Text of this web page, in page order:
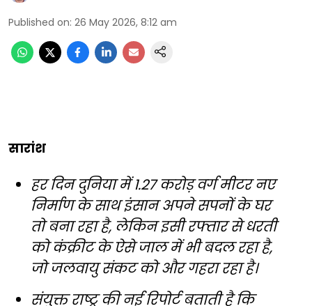
Published on: 26 May 2026, 8:12 am
सारांश
हर दिन दुनिया में 1.27 करोड़ वर्ग मीटर नए
निर्माण के साथ इंसान अपने सपनों के घर
तो बना रहा है, लेकिन इसी रफ्तार से धरती
को कंक्रीट के ऐसे जाल में भी बदल रहा है,
जो जलवायु संकट को और गहरा रहा है।
संयुक्त राष्ट्र की नई रिपोर्ट बताती है कि